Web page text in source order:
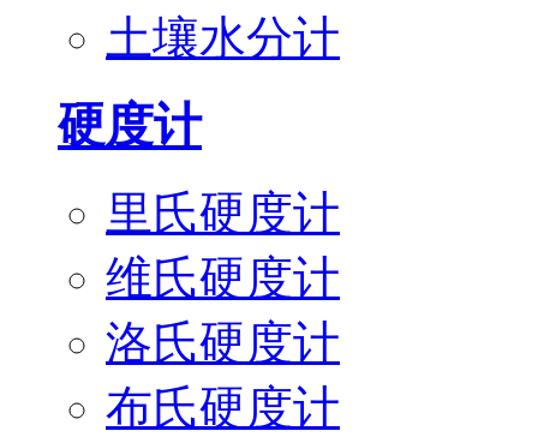
土壤水分计
硬度计
里氏硬度计
维氏硬度计
洛氏硬度计
布氏硬度计